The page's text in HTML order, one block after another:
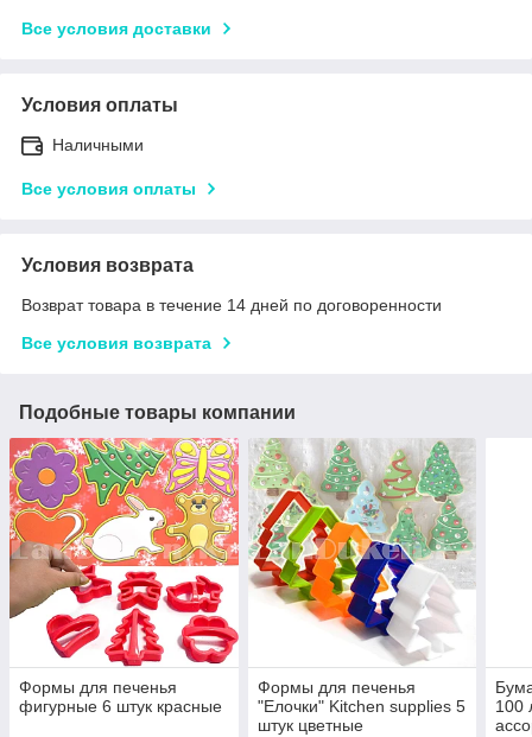
Все условия доставки
Условия оплаты
Наличными
Все условия оплаты
Условия возврата
Возврат товара в течение 14 дней по договоренности
Все условия возврата
Подобные товары компании
Формы для печенья
фигурные 6 штук красные
Формы для печенья
"Елочки" Kitchen supplies 5
штук цветные
100